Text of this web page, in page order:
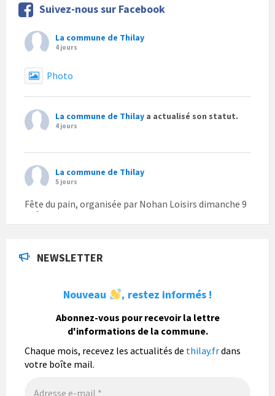
Suivez-nous sur Facebook
La commune de Thilay
4 jours
Photo
La commune de Thilay a actualisé son statut.
4 jours
La commune de Thilay
5 jours
Fête du pain, organisée par Nohan Loisirs dimanche 9
août.
population mais également les visiteurs à son
bulletin municipal annuel en organisant un concours
photo gratuit OUVERT À TOUS.
Vous pouvez envoyer vos photo...Lire la suite
NEWSLETTER
Nouveau , restez informés !
Abonnez-vous pour recevoir la lettre
d'informations de la commune.
Chaque mois, recevez les actualités de thilay.frdans
votre boîte mail.